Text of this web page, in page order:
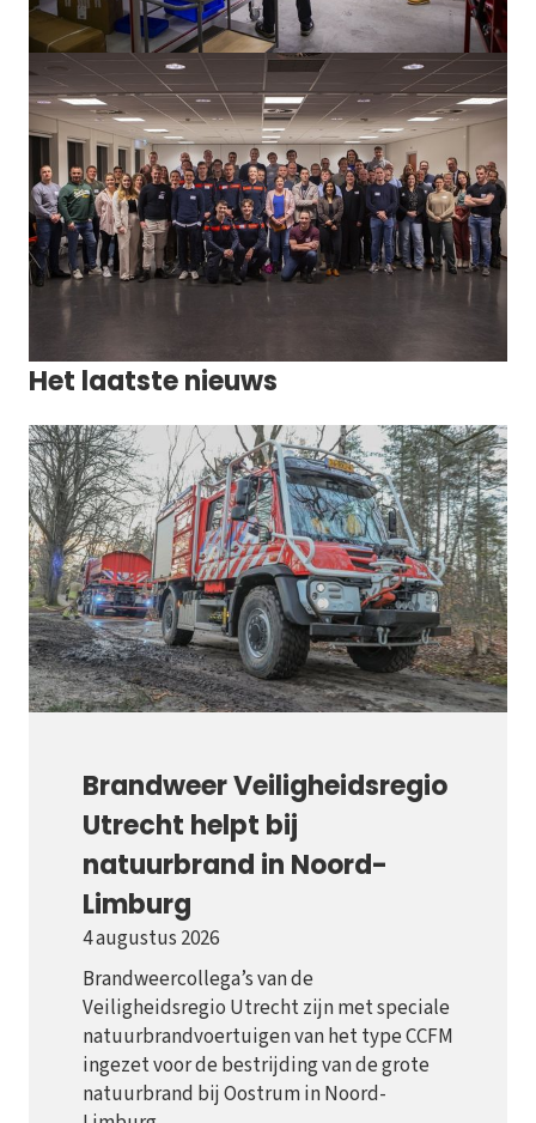
Het laatste nieuws
Brandweer Veiligheidsregio
Utrecht helpt bij
natuurbrand in Noord-
Limburg
4 augustus 2026
Brandweercollega’s van de
Veiligheidsregio Utrecht zijn met speciale
natuurbrandvoertuigen van het type CCFM
ingezet voor de bestrijding van de grote
natuurbrand bij Oostrum in Noord-